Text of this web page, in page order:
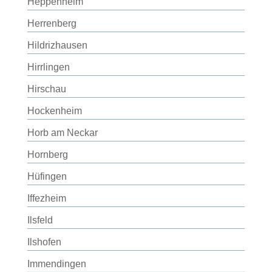
Herrenberg
Hildrizhausen
Hirrlingen
Hirschau
Hockenheim
Horb am Neckar
Hornberg
Hüfingen
Iffezheim
Ilsfeld
Ilshofen
Immendingen